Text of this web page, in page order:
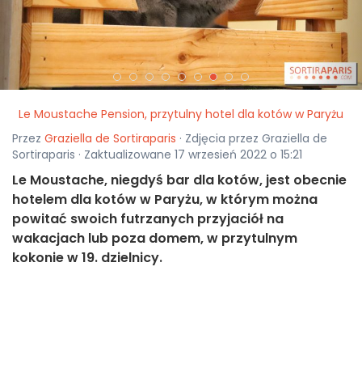
Le Moustache Pension, przytulny hotel dla kotów w Paryżu
Przez Graziella de Sortiraparis · Zdjęcia przez Graziella de
Sortiraparis · Zaktualizowane 17 wrzesień 2022 o 15:21
Le Moustache, niegdyś bar dla kotów, jest obecnie
hotelem dla kotów w Paryżu, w którym można
powitać swoich futrzanych przyjaciół na
wakacjach lub poza domem, w przytulnym
kokonie w 19. dzielnicy.